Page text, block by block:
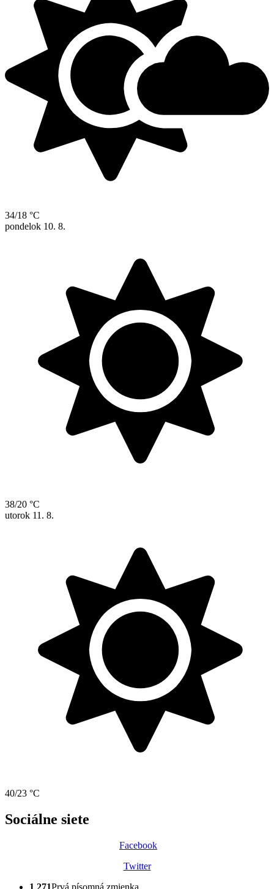
34/18 °C
pondelok 10. 8.
38/20 °C
utorok 11. 8.
40/23 °C
Sociálne siete
Facebook
Twitter